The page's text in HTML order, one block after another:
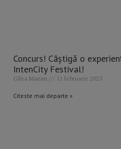
Concurs! Câștigă o
IntenCity Festival!
Gilea Marian 11 februarie 2025
Citeste mai departe »